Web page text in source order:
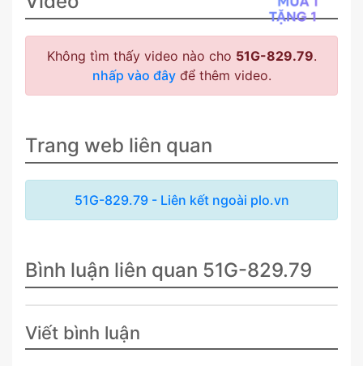
Không tìm thấy video nào cho 51G-829.79.
nhấp vào đâyđể thêm video.
Trang web liên quan
51G-829.79 - Liên kết ngoài plo.vn
Bình luận liên quan 51G-829.79
Viết bình luận